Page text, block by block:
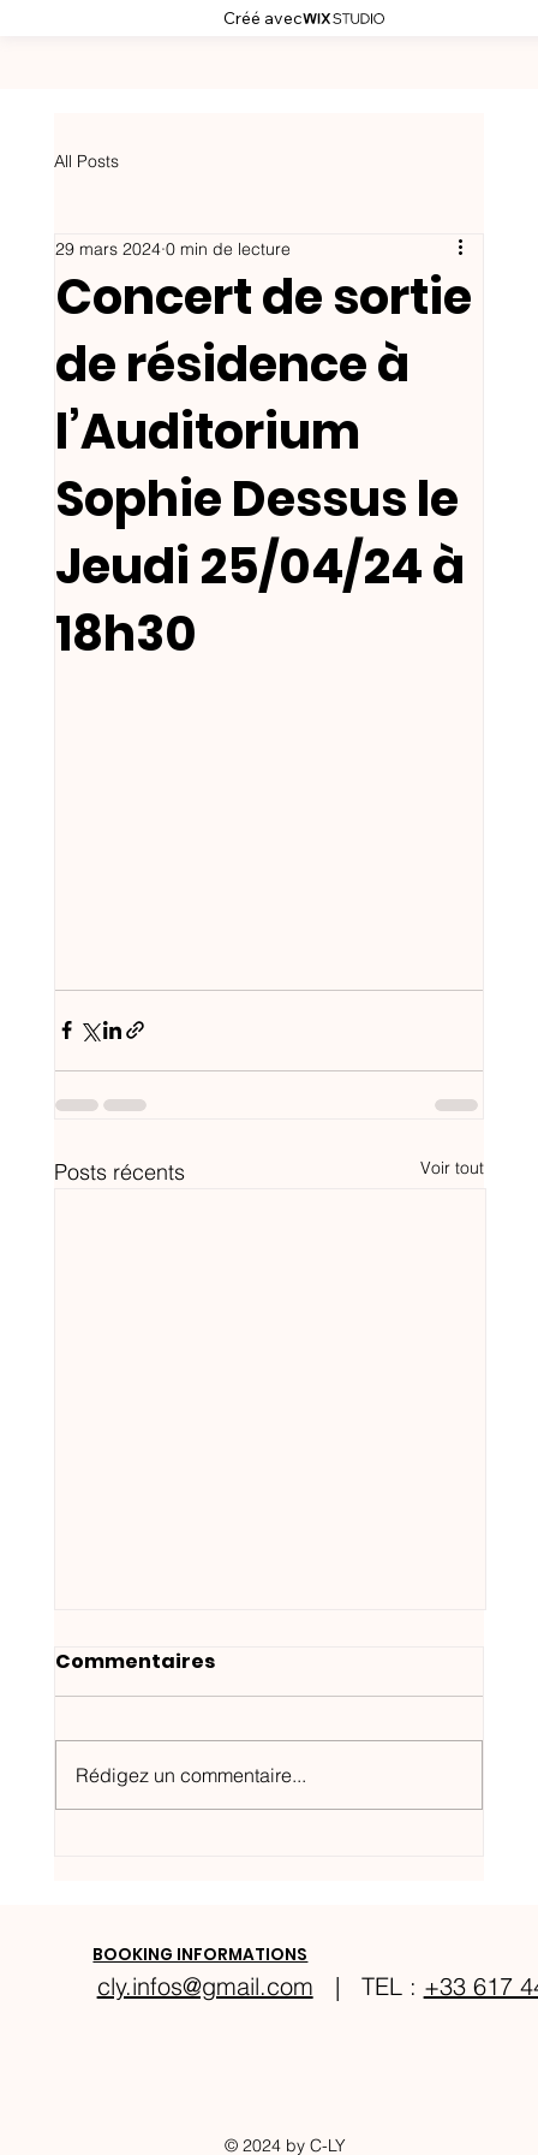
Créé avec
All Posts
Concert de sortie
de résidence à
l’Auditorium
Sophie Dessus le
Jeudi 25/04/24 à
18h30
29 mars 2024 0 min de lecture
Posts récents Voir tout
Commentaires
Rédigez un commentaire...
BOOKING INFORMATIONS
cly.infos@gmail.com | TEL : +33 617
© 2024 by C-LY